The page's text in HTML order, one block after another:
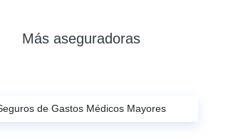
Más aseguradoras
de Gastos Médicos Mayores